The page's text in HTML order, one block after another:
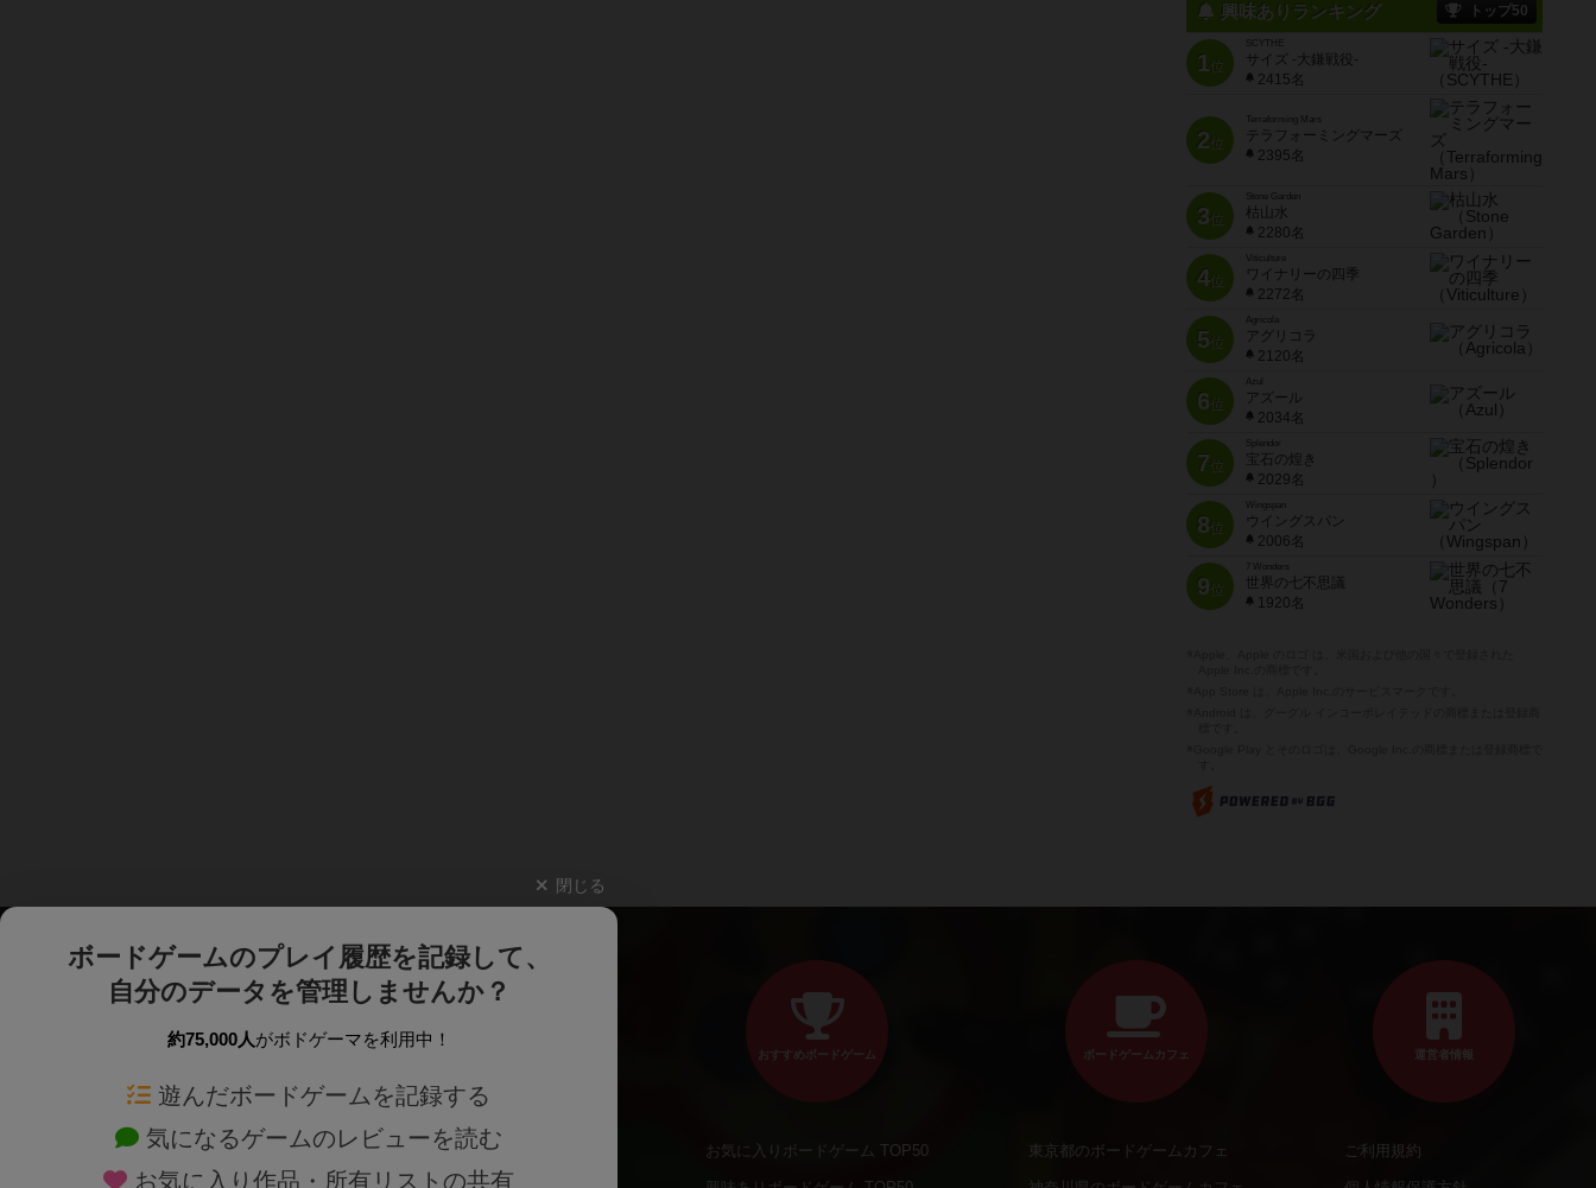
興味ありランキング トップ50
1位
SCYTHE
サイズ -大鎌戦役-
2415名
2位
Terraforming Mars
テラフォーミングマーズ
2395名
3位
Stone Garden
枯山水
2280名
4位
Viticulture
ワイナリーの四季
2272名
5位
Agricola
アグリコラ
2120名
6位
Azul
アズール
2034名
7位
宝石の煌き
2029名
8位
Wingspan
ウイングスパン
2006名
9位
7 Wonders
世界の七不思議
1920名
閉じる
ボードゲームのプレイ履歴を記録して、
自分のデータを管理しませんか？
約75,000人がボドゲーマを利用中！
遊んだボードゲームを記録する
気になるゲームのレビューを読む
お気に入り作品・所有リストの共有
ボードゲームを検索する 新作・再入荷情報
おすすめボードゲーム
お気に入りボードゲーム TOP50
ボードゲームカフェ
東京都のボードゲームカフェ
運営者情報
ご利用規約